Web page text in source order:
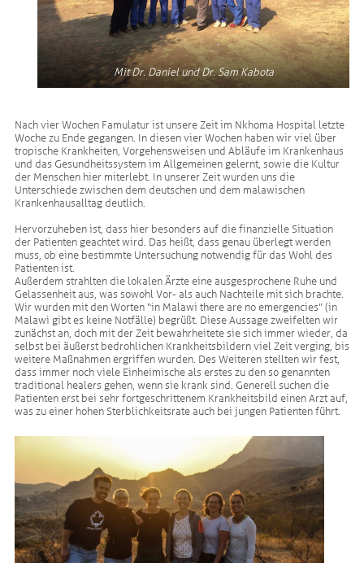
Mit Dr. Daniel und Dr. Sam Kabota
Nach vier Wochen Famulatur ist unsere Zeit im Nkhoma Hospital letzte
Woche zu Ende gegangen. In diesen vier Wochen haben wir viel über
tropische Krankheiten, Vorgehensweisen und Abläufe im Krankenhaus
und das Gesundheitssystem im Allgemeinen gelernt, sowie die Kultur
der Menschen hier miterlebt. In unserer Zeit wurden uns die
Unterschiede zwischen dem deutschen und dem malawischen
Krankenhausalltag deutlich.
Hervorzuheben ist, dass hier besonders auf die finanzielle Situation
der Patienten geachtet wird. Das heißt, dass genau überlegt werden
muss, ob eine bestimmte Untersuchung notwendig für das Wohl des
Patienten ist.
Außerdem strahlten die lokalen Ärzte eine ausgesprochene Ruhe und
Gelassenheit aus, was sowohl Vor- als auch Nachteile mit sich brachte.
Wir wurden mit den Worten “in Malawi there are no emergencies” (in
Malawi gibt es keine Notfälle) begrüßt. Diese Aussage zweifelten wir
zunächst an, doch mit der Zeit bewahrheitete sie sich immer wieder, da
selbst bei äußerst bedrohlichen Krankheitsbildern viel Zeit verging, bis
weitere Maßnahmen ergriffen wurden. Des Weiteren stellten wir fest,
dass immer noch viele Einheimische als erstes zu den so genannten
traditional healers gehen, wenn sie krank sind. Generell suchen die
Patienten erst bei sehr fortgeschrittenem Krankheitsbild einen Arzt auf,
was zu einer hohen Sterblichkeitsrate auch bei jungen Patienten führt.